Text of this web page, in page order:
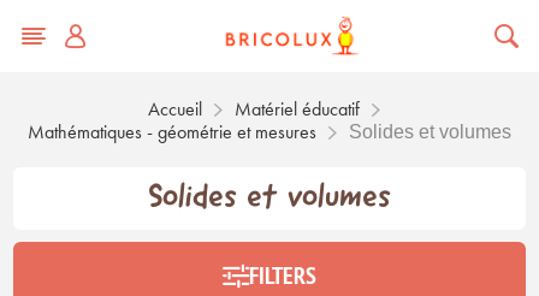
Accueil
Matériel éducatif
Mathématiques - géométrie et mesures
Solides et volumes
Solides et volumes
FILTERS